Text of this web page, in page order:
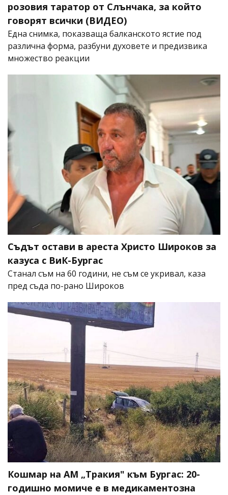
розовия таратор от Слънчака, за който
говорят всички (ВИДЕО)
Една снимка, показваща балканското ястие под
различна форма, разбуни духовете и предизвика
множество реакции
Съдът остави в ареста Христо Широков за
казуса с ВиК-Бургас
Станал съм на 60 години, не съм се укривал, каза
пред съда по-рано Широков
Кошмар на АМ „Тракия" към Бургас: 20-
годишно момиче е в медикаментозна